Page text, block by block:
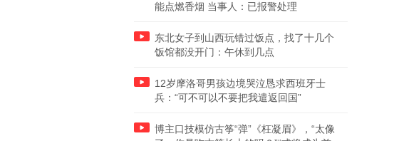
能点燃香烟 当事人：已报警处理
东北女子到山西玩错过饭点，找了十几个
饭馆都没开门：午休到几点
12岁摩洛哥男孩边境哭泣恳求西班牙士
兵：“可不可以不要把我遣返回国”
博主口技模仿古筝“弹”《枉凝眉》，“太像